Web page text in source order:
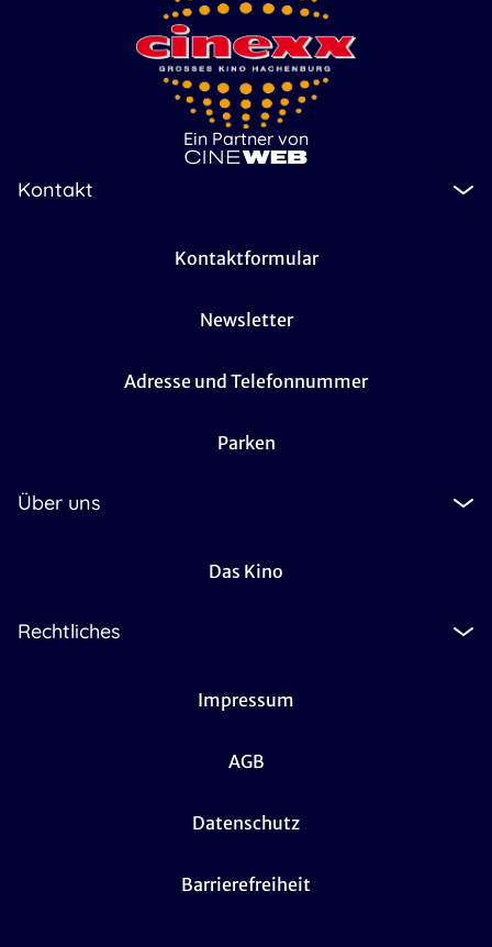
Ein Partner von
Kontakt
Kontaktformular
Newsletter
Adresse und Telefonnummer
Parken
Über uns
Das Kino
Rechtliches
Impressum
AGB
Datenschutz
Barrierefreiheit